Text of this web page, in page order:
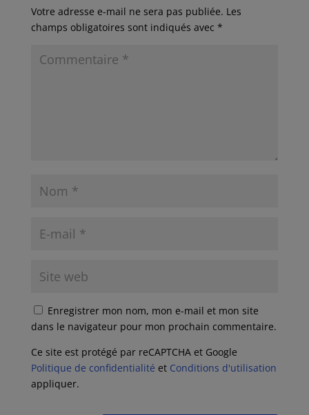
Votre adresse e-mail ne sera pas publiée. Les
champs obligatoires sont indiqués avec *
Enregistrer mon nom, mon e-mail et mon site
dans le navigateur pour mon prochain commentaire.
Ce site est protégé par reCAPTCHA et Google
Politique de confidentialité et Conditions d'utilisation
appliquer.